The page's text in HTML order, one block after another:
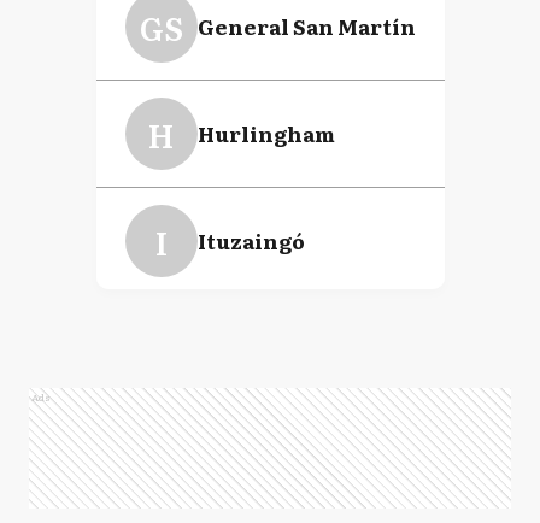
GS General San Martín
H Hurlingham
I Ituzaingó
MP Marcos Paz
Ads